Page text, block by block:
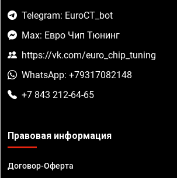
Telegram: EuroCT_bot
Max: Евро Чип Тюнинг
https://vk.com/euro_chip_tuning
WhatsApp: +79317082148
+7 843 212-64-65
Правовая информация
Договор-Оферта